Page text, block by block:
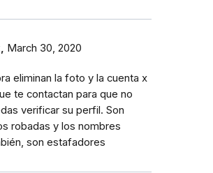
March 30, 2020
eliminan la foto y la cuenta x
te contactan para que no
verificar su perfil. Son
robadas y los nombres
son estafadores